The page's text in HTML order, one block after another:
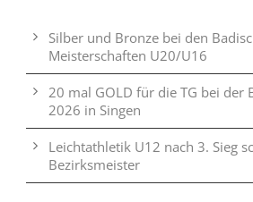
Silber und Bronze bei den
Meisterschaften U20/U16
20 mal GOLD für die TG bei der
2026 in Singen
Leichtathletik U12 nach 3. Sieg
Bezirksmeister